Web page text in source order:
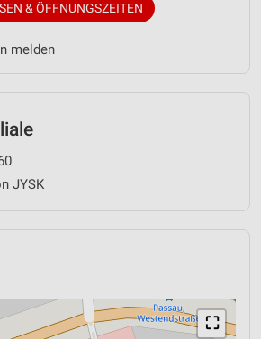
& ÖFFNUNGSZEITEN
melden
JYSK
⛶